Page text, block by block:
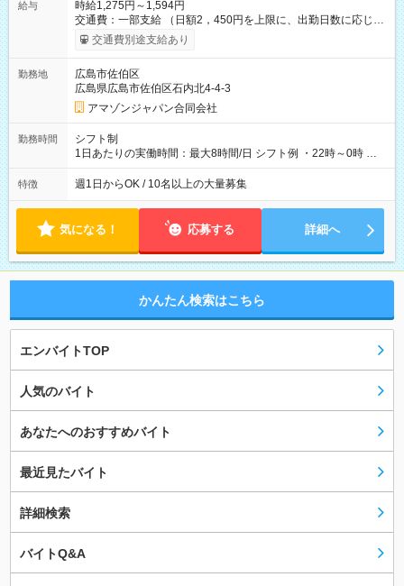
給与
時給1,275円～1,594円
交通費：一部支給 （日額2，450円を上限に、出勤日数に応じて
実費支給） ※22:00～翌5:00までは時給25%UP！ ■給与前払い
制度あり ※前払い額の上限あり、手数料無料（Amazon負担）
交通費別途支給あり
勤務地
広島市佐伯区
広島県広島市佐伯区石内北4-4-3
アマゾンジャパン合同会社
勤務時間
シフト制
1日あたりの実働時間：最大8時間/日 シフト例 ・22時～0時 入
社後、就業可能シフトをご確認の上、申請してください。
特徴 週1日からOK / 10名以上の大量募集
気になる！ 応募する 詳細へ
かんたん検索はこちら
エンバイトTOP
人気のバイト
あなたへのおすすめバイト
最近見たバイト
詳細検索
バイトQ&A